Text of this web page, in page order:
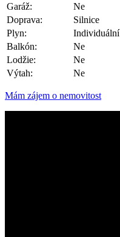
Garáž:
Ne
Doprava:
Silnice
Plyn:
Individuální
Balkón:
Ne
Lodžie:
Ne
Výtah:
Ne
Mám zájem o nemovitost